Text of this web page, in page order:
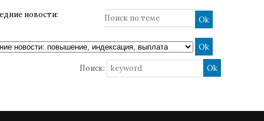
новости:
Поиск: